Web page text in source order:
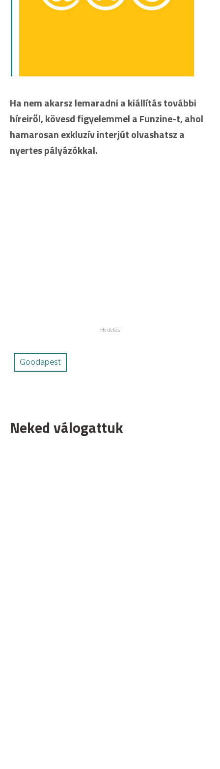
Ha nem akarsz lemaradni a kiállítás további
híreiről, kövesd figyelemmel a Funzine-t, ahol
hamarosan exkluzív interjút olvashatsz a
nyertes pályázókkal.
Goodapest
Neked válogattuk